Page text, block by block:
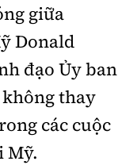
giữa
Donald
đạo Ủy ban
thay
các cuộc
Mỹ.